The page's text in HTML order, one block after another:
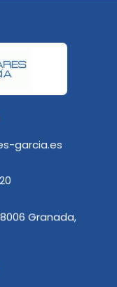
garcia.es
Granada,